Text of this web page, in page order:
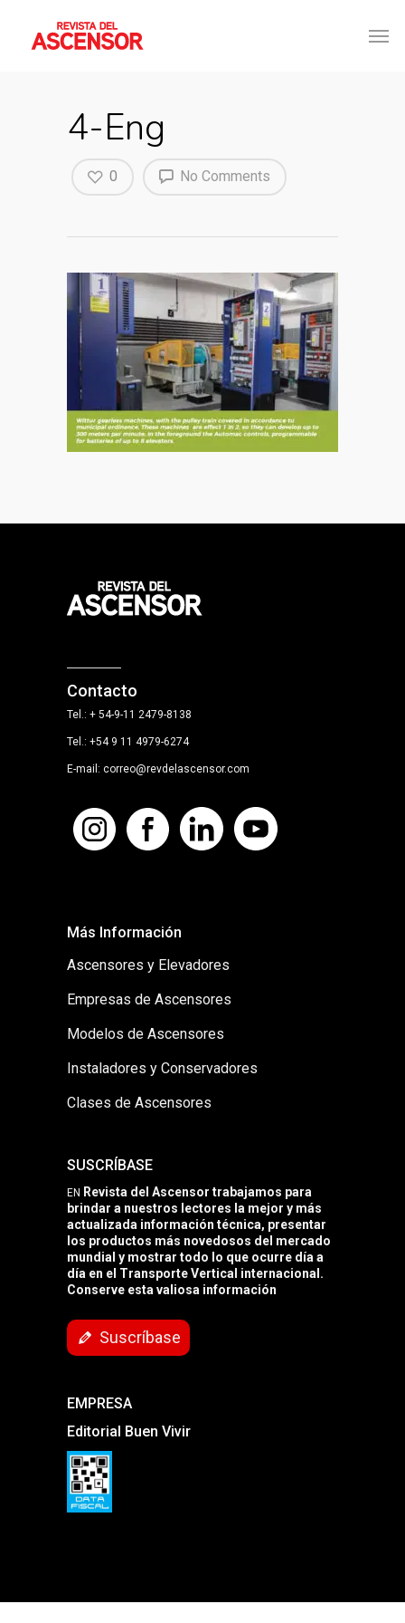
4-Eng
No Comments
0
Contacto
Tel.: + 54-9-11 2479-8138
Tel.: +54 9 11 4979-6274
E-mail: correo@revdelascensor.com
Más Información
Ascensores y Elevadores
Empresas de Ascensores
Modelos de Ascensores
Instaladores y Conservadores
Clases de Ascensores
SUSCRÍBASE
EN Revista del Ascensor trabajamos para
brindar a nuestros lectores la mejor y más
actualizada información técnica, presentar
los productos más novedosos del mercado
mundial y mostrar todo lo que ocurre día a
día en el Transporte Vertical internacional.
Conserve esta valiosa información
Suscríbase
EMPRESA
Editorial Buen Vivir